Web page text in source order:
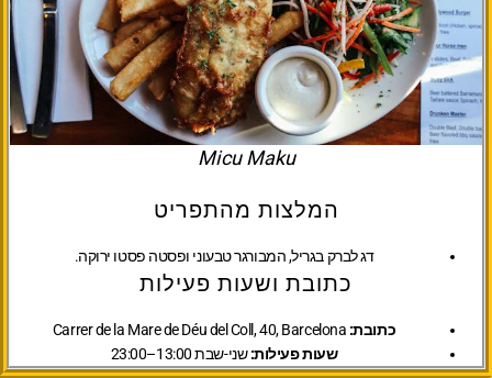
Micu Maku
המלצות מהתפריט
דג לברק בגריל, המבורגר טבעוני ופסטה פסטו ירוקה.
כתובת ושעות פעילות
כתובת:
שעות פעילות:שני-שבת 13:00–23:00